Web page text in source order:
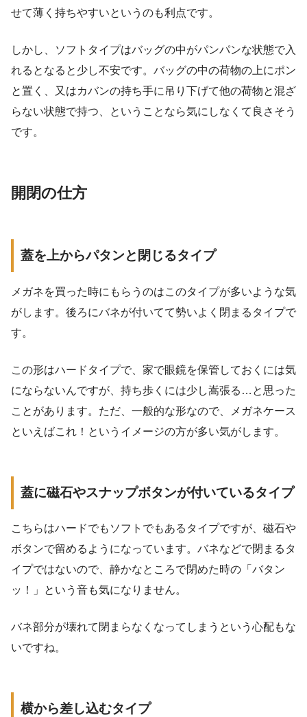
せて薄く持ちやすいというのも利点です。
しかし、ソフトタイプはバッグの中がパンパンな状態で入
れるとなると少し不安です。バッグの中の荷物の上にポン
と置く、又はカバンの持ち手に吊り下げて他の荷物と混ざ
らない状態で持つ、ということなら気にしなくて良さそう
です。
開閉の仕方
蓋を上からパタンと閉じるタイプ
メガネを買った時にもらうのはこのタイプが多いような気
がします。後ろにバネが付いてて勢いよく閉まるタイプで
す。
この形はハードタイプで、家で眼鏡を保管しておくには気
にならないんですが、持ち歩くには少し嵩張る…と思った
ことがあります。ただ、一般的な形なので、メガネケース
といえばこれ！というイメージの方が多い気がします。
蓋に磁石やスナップボタンが付いているタイプ
こちらはハードでもソフトでもあるタイプですが、磁石や
ボタンで留めるようになっています。バネなどで閉まるタ
イプではないので、静かなところで閉めた時の「バタン
ッ！」という音も気になりません。
バネ部分が壊れて閉まらなくなってしまうという心配もな
いですね。
横から差し込むタイプ